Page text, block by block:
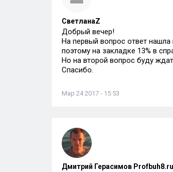
СветланаZ
Добрый вечер!
На первый вопрос ответ
поэтому на закладке 13% в
Но на второй вопрос буду
Спасибо.
Мар 24 2017 - 15:53
Дмитрий Герасимов Profbuh8.ru